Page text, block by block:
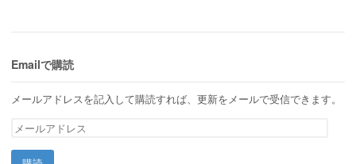
Emailで購読
メールアドレスを記入して購読すれば、更新をメールで受信できます。
メ
ル